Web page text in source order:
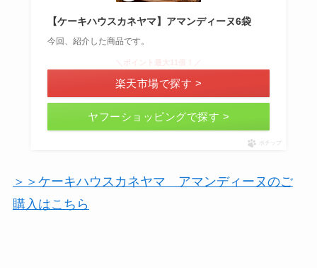
【ケーキハウスカネヤマ】アマンディーヌ6袋
今回、紹介した商品です。
楽天市場で探す >
ヤフーショッピングで探す >
ポチップ
＞＞ケーキハウスカネヤマ アマンディーヌのご
購入はこちら